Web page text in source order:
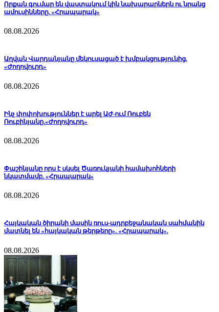
Որքան գումար են վաստակում կին նախարարներն ու նրանց
ամուսինները. «Հրապարակ»
08.08.2026
Աղվան Վարդանյանը մեկուսացած է խմբակցությունից.
«Ժողովուրդ»
08.08.2026
Ինչ փոփոխություններ է արել ԱԺ-ում Ռուբեն
Ռուբինյանը.«Ժողովուրդ»
08.08.2026
Փաշինյանը որս է սկսել Ծառուկյանի համախոհների
նկատմամբ. «Հրապարակ»
08.08.2026
Հայկական ծիրանի մասին ռուս-ադրբեջանական սահմանին
մատնել են «հայկական թերթերը». «Հրապարակ».
08.08.2026